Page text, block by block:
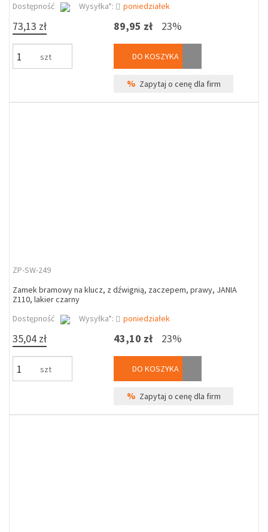
Dostępność
Wysyłka*: poniedziałek
73,13 zł
szt
89,95 zł 23%
DO KOSZYKA
% Zapytaj o cenę dla firm
ZP-SW-249
Zamek bramowy na klucz, z dźwignią, zaczepem, prawy, JANIA
Z110, lakier czarny
Dostępność
Wysyłka*: poniedziałek
35,04 zł
szt
43,10 zł 23%
DO KOSZYKA
% Zapytaj o cenę dla firm